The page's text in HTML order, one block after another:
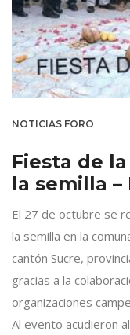
NOTICIAS FORO
Fiesta de
la semilla –
El 27 de octubre se
la semilla en la
cantón Sucre,
gracias a la
organizaciones
Al evento acudieron